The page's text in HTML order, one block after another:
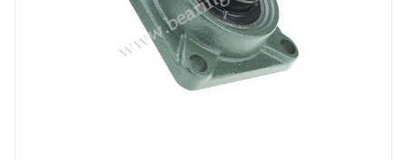
сайта
https://bearingstore.ru